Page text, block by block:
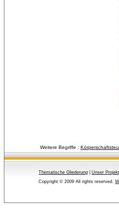
Weitere Begriffe :
Thematische Gliederung Unser Projekt
Copyright © 2009 All rights reserved.